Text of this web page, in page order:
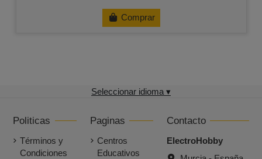
Comprar
Seleccionar idioma ▾
Politicas
Términos y
Condiciones
Paginas
Centros
Educativos
Contacto
ElectroHobby